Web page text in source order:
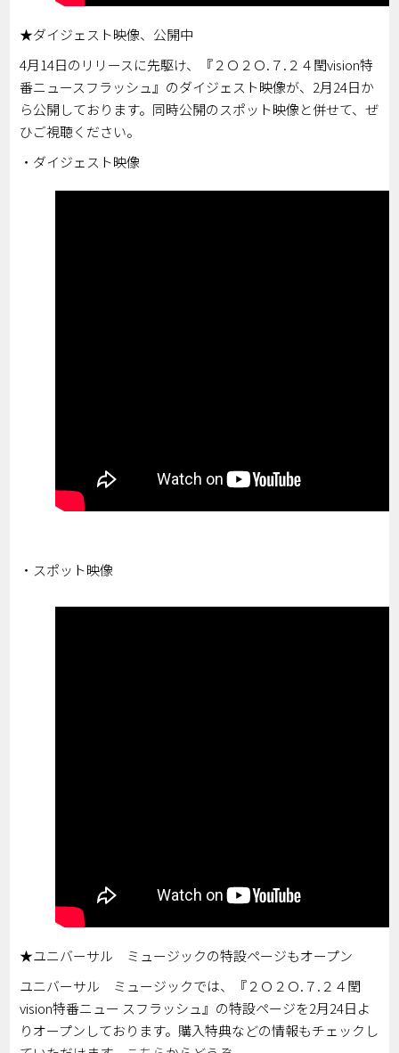
★ダイジェスト映像、公開中
4月14日のリリースに先駆け、『２Ｏ２Ｏ.７.２４閏vision特
番ニュースフラッシュ』のダイジェスト映像が、2月24日か
ら公開しております。同時公開のスポット映像と併せて、ぜ
ひご視聴ください。
・ダイジェスト映像
・スポット映像
★ユニバーサル ミュージックの特設ページもオープン
ユニバーサル ミュージックでは、『２Ｏ２Ｏ.７.２４閏
vision特番ニュー スフラッシュ』の特設ページを2月24日よ
りオープンしております。購入特典などの情報もチェックし